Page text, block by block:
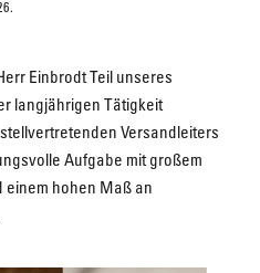
Einbrodt Teil unseres
langjährigen Tätigkeit
Versandleiters
Aufgabe mit großem
einem hohen Maß an